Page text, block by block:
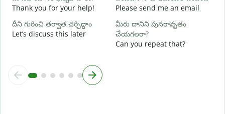
Thank you for your help!
Please send me an email
దీని గురించి తర్వాత చర్చిద్దాం
Let’s discuss this later
మీరు దానిని పునరావృతం
చేయగలరా?
Can you repeat that?